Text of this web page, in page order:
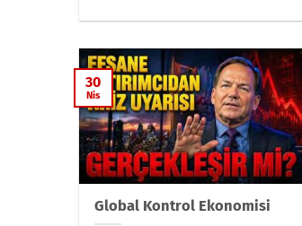
Global Kontrol Ekonomisi
30
Nis